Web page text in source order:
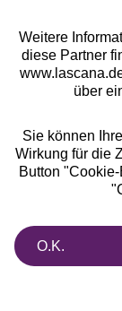
Weitere
diese Partner
über
Sie können
Wirkung für die
Button
O.K.